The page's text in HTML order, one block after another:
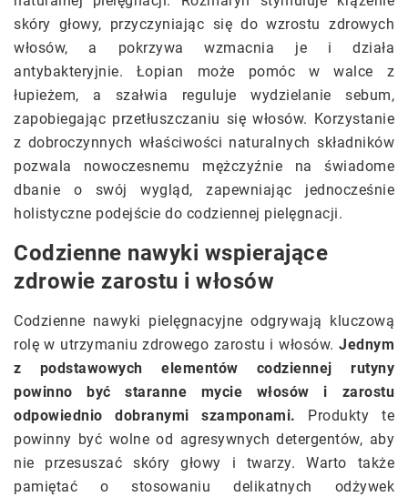
skóry głowy, przyczyniając się do wzrostu zdrowych
włosów, a pokrzywa wzmacnia je i działa
antybakteryjnie. Łopian może pomóc w walce z
łupieżem, a szałwia reguluje wydzielanie sebum,
zapobiegając przetłuszczaniu się włosów. Korzystanie
z dobroczynnych właściwości naturalnych składników
pozwala nowoczesnemu mężczyźnie na świadome
dbanie o swój wygląd, zapewniając jednocześnie
holistyczne podejście do codziennej pielęgnacji.
Codzienne nawyki wspierające
zdrowie zarostu i włosów
Codzienne nawyki pielęgnacyjne odgrywają kluczową
rolę w utrzymaniu zdrowego zarostu i włosów. Jednym
z podstawowych elementów codziennej rutyny
powinno być staranne mycie włosów i zarostu
odpowiednio dobranymi szamponami. Produkty te
powinny być wolne od agresywnych detergentów, aby
nie przesuszać skóry głowy i twarzy. Warto także
pamiętać o stosowaniu delikatnych odżywek